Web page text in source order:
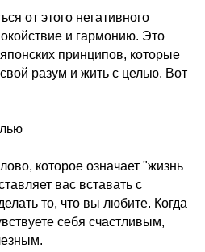
от этого негативного
и гармонию. Это
принципов, которые
разум и жить с целью. Вот
которое означает "жизнь
вас вставать с
то, что вы любите. Когда
себя счастливым,